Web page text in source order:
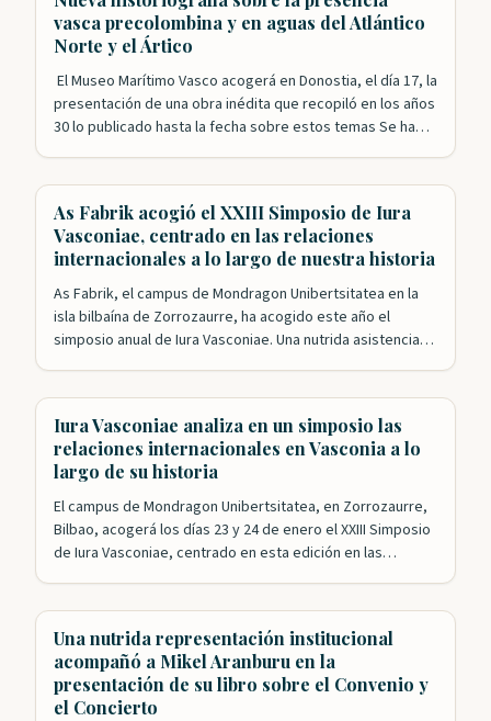
vasca precolombina y en aguas del Atlántico
Norte y el Ártico
El Museo Marítimo Vasco acogerá en Donostia, el día 17, la
presentación de una obra inédita que recopiló en los años
30 lo publicado hasta la fecha sobre estos temas Se ha
As Fabrik acogió el XXIII Simposio de Iura
Vasconiae, centrado en las relaciones
internacionales a lo largo de nuestra historia
As Fabrik, el campus de Mondragon Unibertsitatea en la
isla bilbaína de Zorrozaurre, ha acogido este año el
simposio anual de Iura Vasconiae. Una nutrida asistencia
llegar a…
Iura Vasconiae analiza en un simposio las
relaciones internacionales en Vasconia a lo
largo de su historia
El campus de Mondragon Unibertsitatea, en Zorrozaurre,
Bilbao, acogerá los días 23 y 24 de enero el XXIII Simposio
de Iura Vasconiae, centrado en esta edición en las
principales expertos en una…
Una nutrida representación institucional
acompañó a Mikel Aranburu en la
presentación de su libro sobre el Convenio y
el Concierto